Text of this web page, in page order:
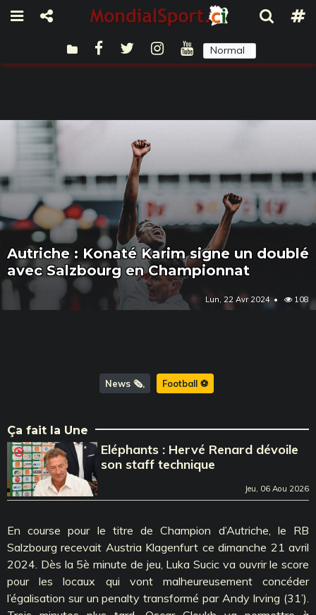
Normal
Autriche : Konaté Karim signe un doublé
avec Salzbourg en Championnat
Lun, 22 Avr 2024 108
News 🗞️ Football ⚽️
Ça fait la Une
Eléphants : Hervé Renard dévoile
son staff technique
Jeu, 06 Aou 2026
En course pour le titre de Champion d’Autriche, le RB
Salzbourg recevait Austria Klagenfurt ce dimanche 21 avril
2024. Dès la 5è minute de jeu, Luka Sucic va ouvrir le score
pour les locaux qui vont malheureusement concéder
l’égalisation sur un penalty transformé par Andy Irving (31’).